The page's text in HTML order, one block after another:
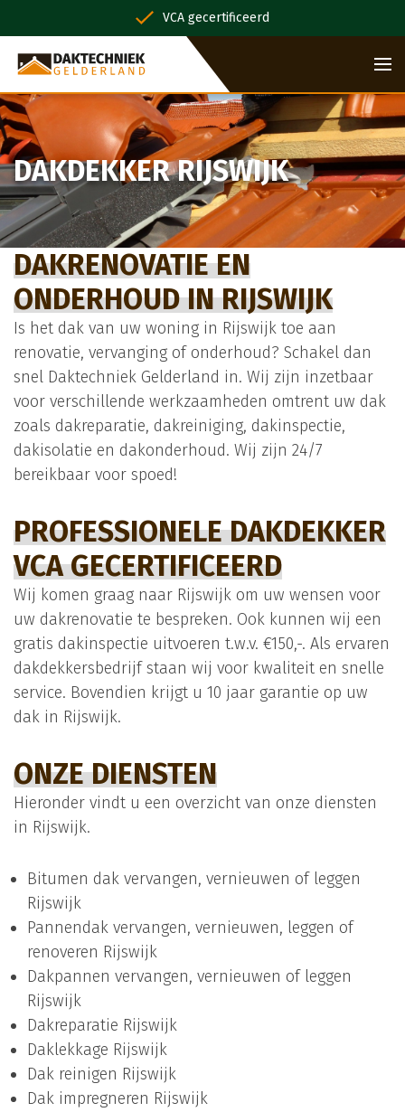
VCA gecertificeerd
DAKDEKKER RIJSWIJK
DAKRENOVATIE EN
ONDERHOUD IN RIJSWIJK
Is het dak van uw woning in Rijswijk toe aan
renovatie, vervanging of onderhoud? Schakel dan
snel Daktechniek Gelderland in. Wij zijn inzetbaar
voor verschillende werkzaamheden omtrent uw dak
zoals dakreparatie, dakreiniging, dakinspectie,
dakisolatie en dakonderhoud. Wij zijn 24/7
bereikbaar voor spoed!
PROFESSIONELE DAKDEKKER
VCA GECERTIFICEERD
Wij komen graag naar Rijswijk om uw wensen voor
uw dakrenovatie te bespreken. Ook kunnen wij een
gratis dakinspectie uitvoeren t.w.v. €150,-. Als ervaren
dakdekkersbedrijf staan wij voor kwaliteit en snelle
service. Bovendien krijgt u 10 jaar garantie op uw
dak in Rijswijk.
ONZE DIENSTEN
Hieronder vindt u een overzicht van onze diensten
in Rijswijk.
Bitumen dak vervangen, vernieuwen of leggen
Rijswijk
Pannendak vervangen, vernieuwen, leggen of
renoveren Rijswijk
Dakpannen vervangen, vernieuwen of leggen
Rijswijk
Dakreparatie Rijswijk
Daklekkage Rijswijk
Dak reinigen Rijswijk
Dak impregneren Rijswijk